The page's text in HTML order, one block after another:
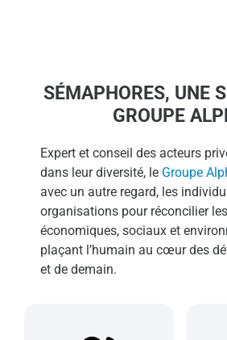
SÉMAPHORES, UNE
GROUPE
Expert et conseil des acteurs
dans leur diversité, le Groupe
avec un autre regard, les
organisations pour réconcilier
économiques, sociaux et
plaçant l’humain au cœur des
et de demain.